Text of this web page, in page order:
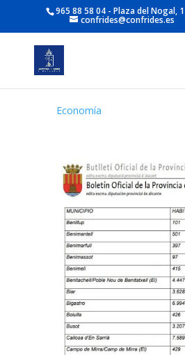
965 88 58 04 - Plaza del Nogal,
confrides@confrides.es
Economía